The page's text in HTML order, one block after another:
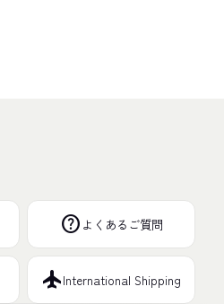
help よくあるご質問
flightInternational Shipping